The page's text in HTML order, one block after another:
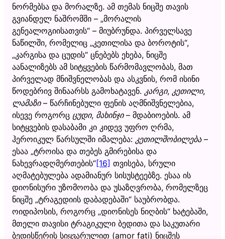
ნორმებსა და მორალზე. ამ თემას ნიცშე თავის
გვიანდელ ნაშრომში – „მორალის
გენეალოგიისათვის“ – მიუბრუნდა. პირველსავე
ნაწილში, რომელიც „კეთილისა და ბოროტის“,
„კარგისა და ცუდის“ ცნებებს ეხება, ნიცშე
აანალიზებს ამ სიტყვების წარმომავლობას, მათ
პირველად მნიშვნელობას და ასკვნის, რომ ისინი
წოდებრივ შინაარსს გამოხატავენ. კარგი, კეთილი,
ლამაზი– წარჩინებული ფენის აღმნიშვნელებია,
ისევე როგორც ცუდი, მახინჯი– მდაბიოების. ამ
სიტყვების დასაბამი კი კიდევ უფრო ღრმა,
ჰეროიკულ წარსულში იმალება: კეთილშობილება–
ესაა „ტროისა და თებეს გმირებისა და
ნახევრადღმერთების“[16] თვისება, სრული
აღმატებულება ადამიანურ სისუსტეებზე. ესაა ის
დიონისური უზომოობა და უსაზღვრობა, რომელზეც
ნიცშე „ტრაგედიის დაბადებაში“ საუბრობდა.
ოიდიპოსის, როგორც „დიონისეს ნიღბის“ ხატებაში,
მთელი თავისი ტრაგიკული ბედითა და საკუთარი
ბედისწერის სიყვარულით (amor fati) ნიცშეს